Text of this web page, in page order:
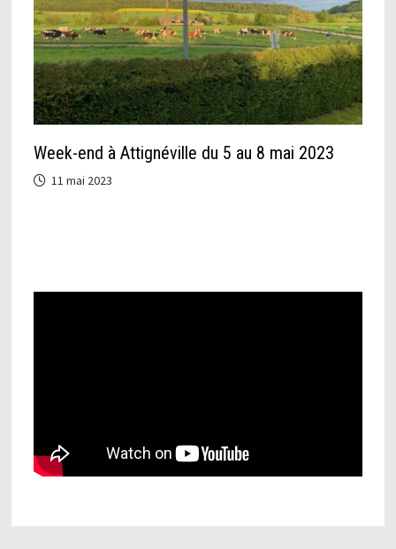
Week-end à Attignéville du 5 au 8 mai 2023
11 mai 2023